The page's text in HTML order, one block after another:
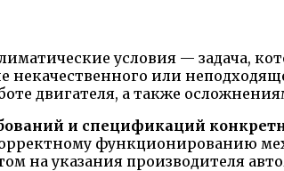
условия — задача,
или
двигателя, а также
и спецификаций
функционированию
на указания производителя